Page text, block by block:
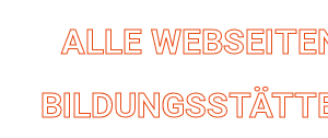
ALLE